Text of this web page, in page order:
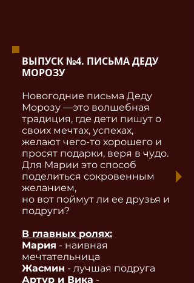
ВЫПУСК №4. ПИСЬМА ДЕДУ
МОРОЗУ
Новогодние письма Деду
Морозу —это волшебная
традиция, где дети пишут о
своих мечтах, успехах,
желают чего-то хорошего и
просят подарки, веря в чудо.
Для Марии это способ
поделиться сокровенным
желанием,
но вот поймут ли ее друзья и
подруги?
В главных ролях:
Мария - наивная
мечтательница
Жасмин - лучшая подруга
Артур и Вика -